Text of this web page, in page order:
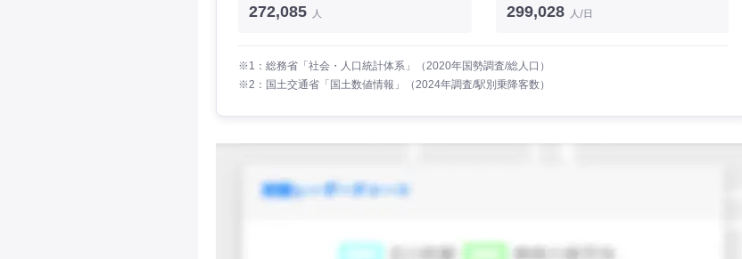
272,085 人 299,028 人/日
※1：総務省「社会・人口統計体系」（2020年国勢調査/総人口）
※2：国土交通省「国土数値情報」（2024年調査/駅別乗降客数）